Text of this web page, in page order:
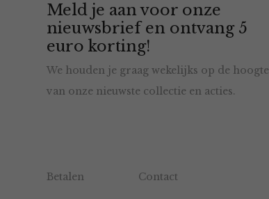
Meld je aan voor onze
nieuwsbrief en ontvang 5
euro korting!
We houden je graag wekelijks op de hoogte
van onze nieuwste collectie en acties.
Betalen Contact